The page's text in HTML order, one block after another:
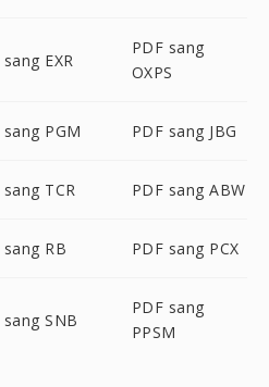
EXR
PDF sang
OXPS
sang PGM PDF sang JBG
sang TCR PDF sang ABW
sang RB PDF sang PCX
sang SNB
PDF sang
PPSM